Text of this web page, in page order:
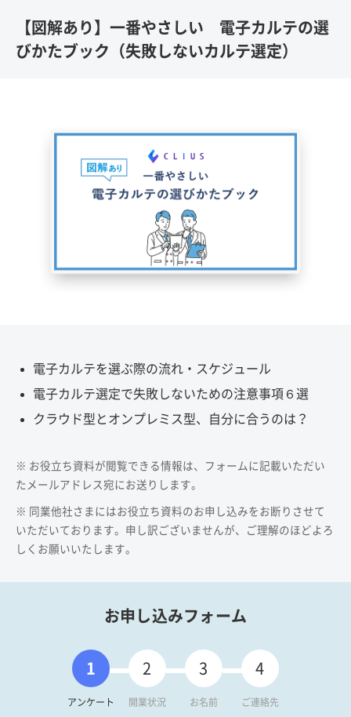
【図解あり】一番やさしい 電子カルテの選
びかたブック（失敗しないカルテ選定）
電子カルテを選ぶ際の流れ・スケジュール
電子カルテ選定で失敗しないための注意事項６選
クラウド型とオンプレミス型、自分に合うのは？
※ お役立ち資料が閲覧できる情報は、フォームに記載いただい
たメールアドレス宛にお送りします。
※ 同業他社さまにはお役立ち資料のお申し込みをお断りさせて
いただいております。申し訳ございませんが、ご理解のほどよろ
しくお願いいたします。
お申し込みフォーム
1
アンケート
2
開業状況
3
お名前
4
ご連絡先